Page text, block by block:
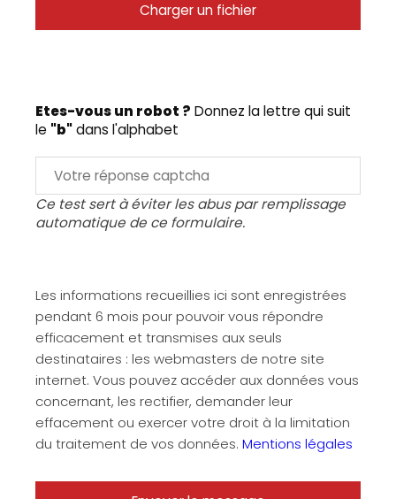
Charger un fichier
Etes-vous un robot ? Donnez la lettre qui suit
le "b"dans l'alphabet
Ce test sert à éviter les abus par remplissage
automatique de ce formulaire.
Les informations recueillies ici sont enregistrées
pendant 6 mois pour pouvoir vous répondre
efficacement et transmises aux seuls
destinataires : les webmasters de notre site
internet. Vous pouvez accéder aux données vous
concernant, les rectifier, demander leur
effacement ou exercer votre droit à la limitation
du traitement de vos données. Mentions légales